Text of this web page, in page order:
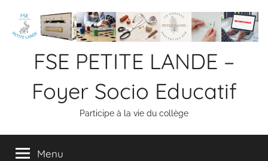
contenu
FSE PETITE LANDE –
Foyer Socio Educatif
Participe à la vie du collège
Menu